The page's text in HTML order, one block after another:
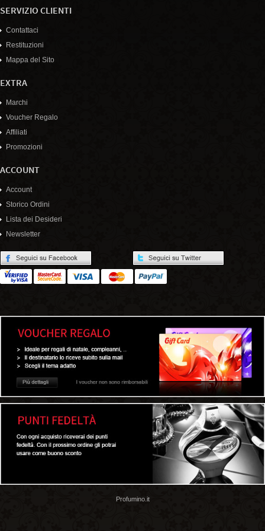
SERVIZIO CLIENTI
Contattaci
Restituzioni
Mappa del Sito
EXTRA
Marchi
Voucher Regalo
Affiliati
Promozioni
ACCOUNT
Account
Storico Ordini
Lista dei Desideri
Newsletter
Profumino.it